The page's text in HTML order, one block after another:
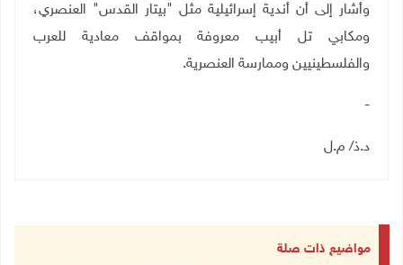
وأشار إلى أن أندية إسرائيلية مثل "بيتار القدس" العنصري،
ومكابي تل أبيب معروفة بمواقف معادية للعرب
والفلسطينيين وممارسة العنصرية.
-
د.ذ/ م.ل
مواضيع ذات صلة